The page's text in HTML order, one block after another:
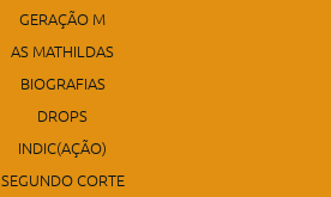
GERAÇÃO M
AS MATHILDAS
BIOGRAFIAS
DROPS
INDIC(AÇÃO)
SEGUNDO CORTE